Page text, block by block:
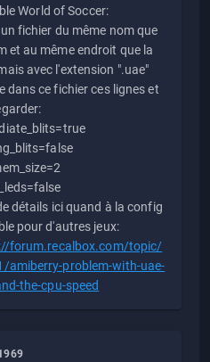
World of Soccer:
fichier du même nom que
et au même endroit que la
avec l'extension ".uae"
dans ce fichier ces lignes et
détails ici quand à la config
pour d'autres jeux:
forum.recalbox.com/topic/
amiberry-problem-with-uae-
the-cpu-speed